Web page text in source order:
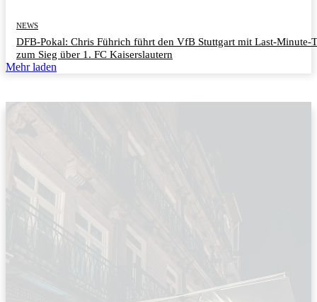
NEWS
DFB-Pokal: Chris Führich führt den VfB Stuttgart mit Last-Minute-
zum Sieg über 1. FC Kaiserslautern
Mehr laden